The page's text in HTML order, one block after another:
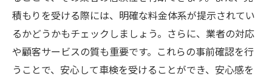
積もりを受ける際には、明確な料金体系が提示されてい
るかどうかもチェックしましょう。さらに、業者の対応
や顧客サービスの質も重要です。これらの事前確認を行
うことで、安心して車検を受けることができ、安心感を